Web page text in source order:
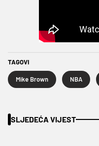
TAGOVI
Mike Brown NBA
SLJEDEĆA VIJEST